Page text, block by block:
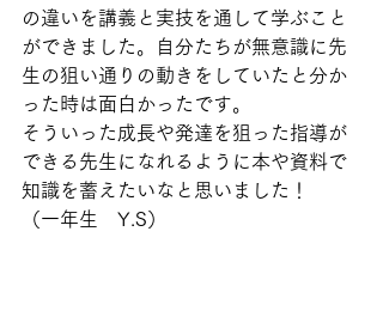
の違いを講義と実技を通して学ぶこと
ができました。自分たちが無意識に先
生の狙い通りの動きをしていたと分か
った時は面白かったです。
そういった成長や発達を狙った指導が
できる先生になれるように本や資料で
知識を蓄えたいなと思いました！
（一年生　Y.S）